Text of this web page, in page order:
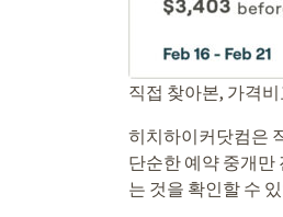
직접 찾아본, 가격
히치하이커닷컴은
단순한 예약 중개만
는 것을 확인할 수